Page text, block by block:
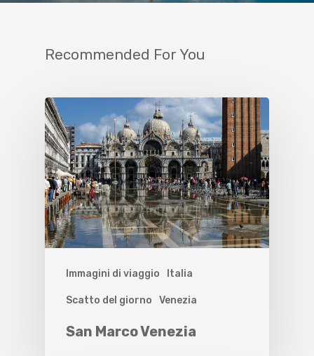
Recommended For You
Immagini di viaggio Italia
Scatto del giorno Venezia
San Marco Venezia